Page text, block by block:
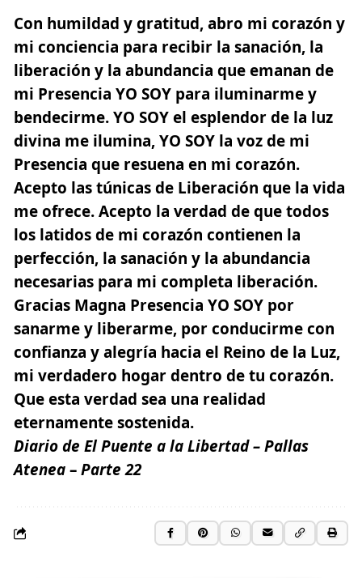
Con humildad y gratitud, abro mi corazón y
mi conciencia para recibir la sanación, la
liberación y la abundancia que emanan de
mi Presencia YO SOY para iluminarme y
bendecirme. YO SOY el esplendor de la luz
divina me ilumina, YO SOY la voz de mi
Presencia que resuena en mi corazón.
Acepto las túnicas de Liberación que la vida
me ofrece. Acepto la verdad de que todos
los latidos de mi corazón contienen la
perfección, la sanación y la abundancia
necesarias para mi completa liberación.
Gracias Magna Presencia YO SOY por
sanarme y liberarme, por conducirme con
confianza y alegría hacia el Reino de la Luz,
mi verdadero hogar dentro de tu corazón.
Que esta verdad sea una realidad
eternamente sostenida.
Diario de El Puente a la Libertad –Pallas
Atenea–Parte22